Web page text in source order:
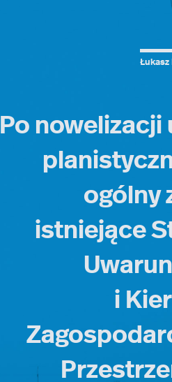
Łukasz
Po nowelizacji
ogólny
istniejące
i